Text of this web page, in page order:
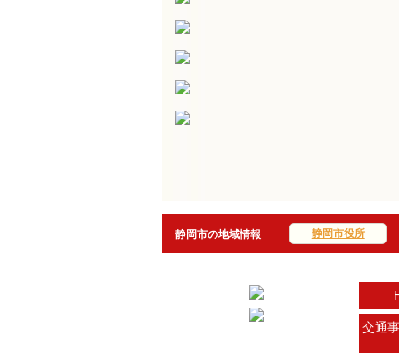
静岡市の地域情報 静岡市役所
交通